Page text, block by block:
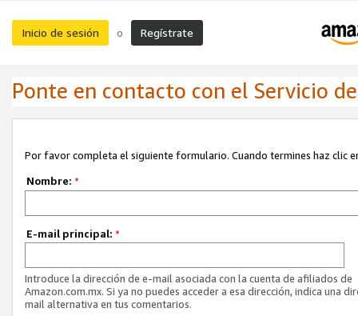
Inicio de sesión o Regístrate
Ponte en contacto con el Servicio
Por favor completa el siguiente formulario. Cuando termines haz clic
Nombre: *
E-mail principal: *
Introduce la dirección de e-mail asociada con la cuenta de afiliados de
Amazon.com.mx. Si ya no puedes acceder a esa dirección, indica una
mail alternativa en tus comentarios.